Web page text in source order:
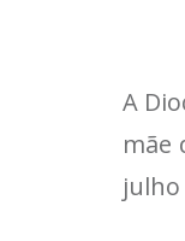
A
mãe
julho